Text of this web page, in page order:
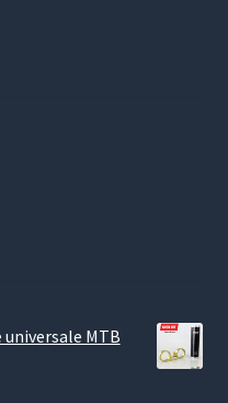
universale MTB